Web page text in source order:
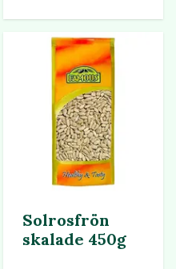
Solrosfrön
skalade 450g